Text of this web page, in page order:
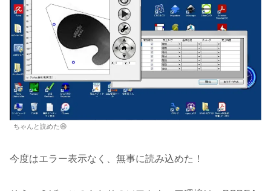
ちゃんと読めた😄
今度はエラー表示なく、無事に読み込めた！